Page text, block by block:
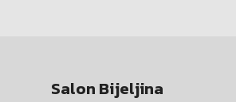
Salon Bijeljina